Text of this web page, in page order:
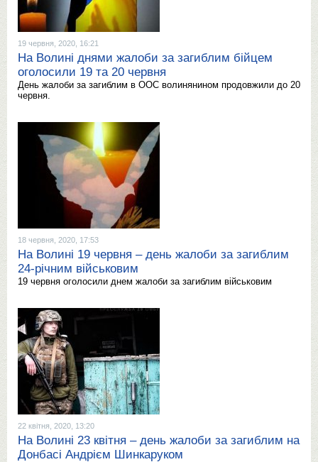
19 червня, 2020, 16:21
На Волині днями жалоби за загиблим бійцем
оголосили 19 та 20 червня
День жалоби за загиблим в ООС волинянином продовжили до 20
червня.
18 червня, 2020, 17:53
На Волині 19 червня – день жалоби за загиблим
24-річним військовим
19 червня оголосили днем жалоби за загиблим військовим
22 квітня, 2020, 13:20
На Волині 23 квітня – день жалоби за загиблим на
Донбасі Андрієм Шинкаруком